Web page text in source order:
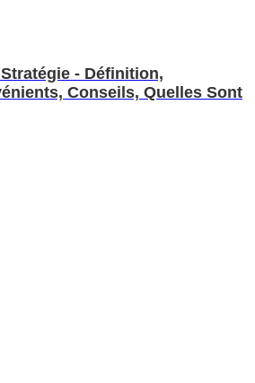
- Définition,
Conseils, Quelles Sont